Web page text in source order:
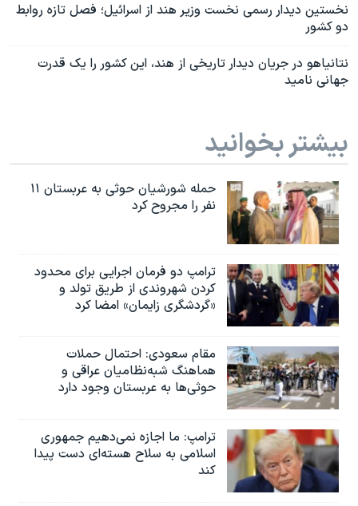
نخستين دیدار رسمی نخست وزیر هند از اسرائیل؛ فصل تازه روابط
دو کشور
نتانیاهو در جریان دیدار تاریخی از هند، این کشور را یک قدرت
جهانی نامید
بیشتر بخوانید
حمله شورشیان حوثی به عربستان ۱۱
نفر را مجروح کرد
ترامپ دو فرمان اجرایی برای محدود
کردن شهروندی از طریق تولد و
«گردشگری زایمان» امضا کرد
مقام سعودی: احتمال حملات
هماهنگ شبه‌نظامیان عراقی و
حوثی‌ها به عربستان وجود دارد
ترامپ: ما اجازه نمی‌دهیم جمهوری
اسلامی به سلاح هسته‌ای دست پیدا
کند